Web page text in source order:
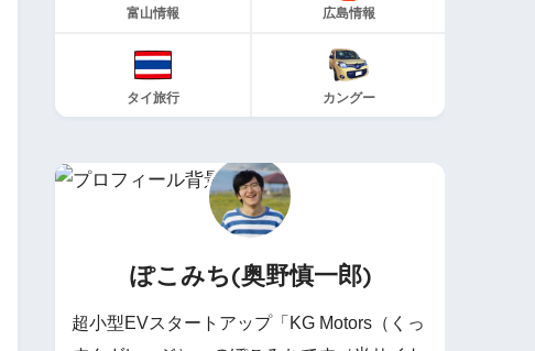
富山情報 広島情報
タイ旅行 カングー
ぽこみち(奥野慎一郎)
超小型EVスタートアップ「KG Motors（くっ